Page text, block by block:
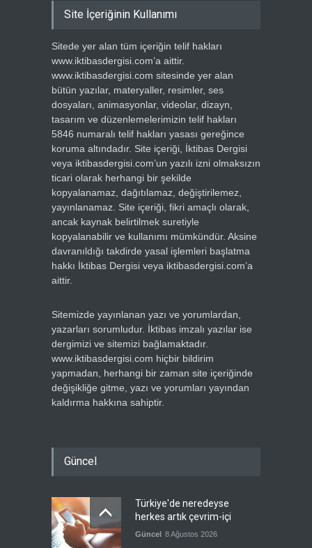
Site İçeriğinin Kullanımı
Sitede yer alan tüm içeriğin telif hakları
www.iktibasdergisi.com’a aittir.
www.iktibasdergisi.com sitesinde yer alan
bütün yazılar, materyaller, resimler, ses
dosyaları, animasyonlar, videolar, dizayn,
tasarım ve düzenlemelerimizin telif hakları
5846 numaralı telif hakları yasası gereğince
koruma altındadır. Site içeriği, İktibas Dergisi
veya iktibasdergisi.com’un yazılı izni olmaksızın
ticari olarak herhangi bir şekilde
kopyalanamaz, dağıtılamaz, değiştirilemez,
yayınlanamaz. Site içeriği, fikri amaçlı olarak,
ancak kaynak belirtilmek suretiyle
kopyalanabilir ve kullanımı mümkündür. Aksine
davranıldığı takdirde yasal işlemleri başlatma
hakkı İktibas Dergisi veya iktibasdergisi.com’a
aittir.
Sitemizde yayınlanan yazı ve yorumlardan,
yazarları sorumludur. İktibas imzalı yazılar ise
dergimizi ve sitemizi bağlamaktadır.
www.iktibasdergisi.com hiçbir bildirim
yapmadan, herhangi bir zaman site içeriğinde
değişikliğe gitme, yazı ve yorumları yayından
kaldırma hakkına sahiptir.
Güncel
Türkiye'de neredeyse
herkes artık çevrim-içi
Güncel 8 Ağustos 2026